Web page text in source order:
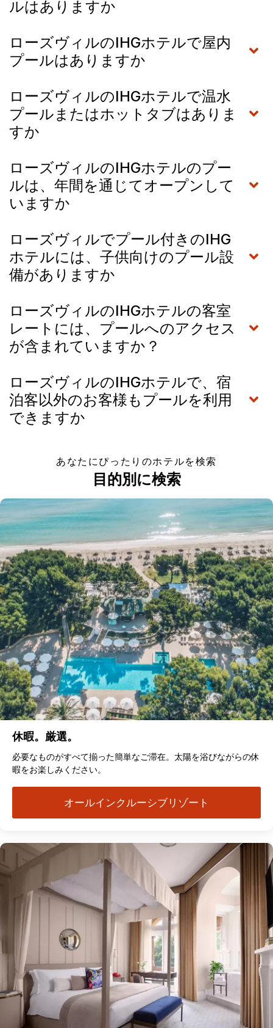
ルはありますか
ローズヴィルのIHGホテルで屋内
プールはありますか
ローズヴィルのIHGホテルで温水
プールまたはホットタブはありま
すか
ローズヴィルのIHGホテルのプー
ルは、年間を通じてオープンして
いますか
ローズヴィルでプール付きのIHG
ホテルには、子供向けのプール設
備がありますか
ローズヴィルのIHGホテルの客室
レートには、プールへのアクセス
が含まれていますか？
ローズヴィルのIHGホテルで、宿
泊客以外のお客様もプールを利用
できますか
あなたにぴったりのホテルを検索
目的別に検索
休暇。厳選。
必要なものがすべて揃った簡単なご滞在。太陽を浴びながらの休
暇をお楽しみください。
オールインクルーシブリゾート